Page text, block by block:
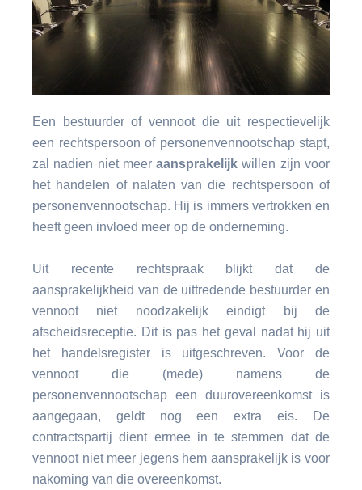
Een bestuurder of vennoot die uit respectievelijk
een rechtspersoon of personenvennootschap stapt,
zal nadien niet meeraansprakelijk willen zijn voor
het handelen of nalaten van die rechtspersoon of
personenvennootschap. Hij is immers vertrokken en
heeft geen invloed meer op de onderneming.
Uit recente rechtspraak blijkt dat de
aansprakelijkheid van de uittredende bestuurder en
vennoot niet noodzakelijk eindigt bij de
afscheidsreceptie. Dit is pas het geval nadat hij uit
het handelsregister is uitgeschreven. Voor de
vennoot die (mede) namens de
personenvennootschap een duurovereenkomst is
aangegaan, geldt nog een extra eis. De
contractspartij dient ermee in te stemmen dat de
vennoot niet meer jegens hem aansprakelijk is voor
nakoming van die overeenkomst.